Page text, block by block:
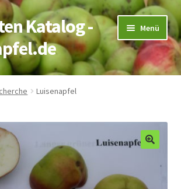
Katalog -
Menü
Luisenapfel